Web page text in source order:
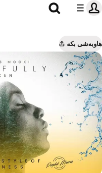
هاوبەشی بکە